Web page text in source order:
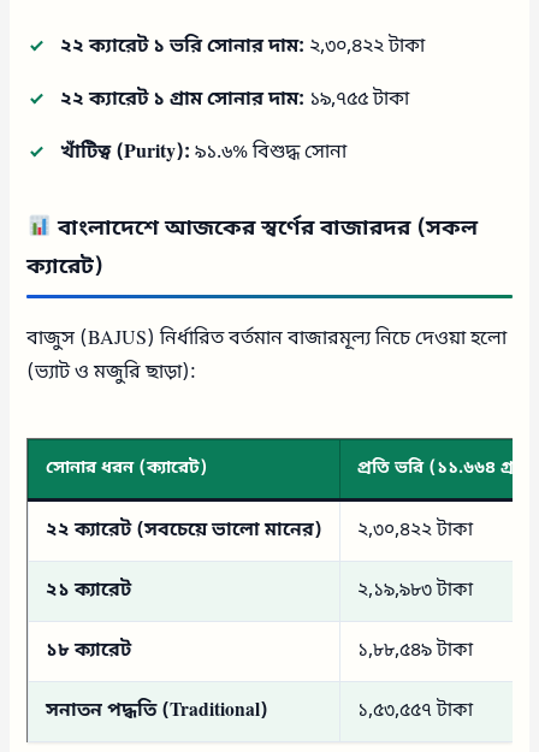
২২ ক্যারেট ১ ভরি সোনার দাম: ২,৩০,৪২২ টাকা
২২ ক্যারেট ১ গ্রাম সোনার দাম: ১৯,৭৫৫ টাকা
খাঁটিত্ব (Purity): ৯১.৬% বিশুদ্ধ সোনা
বাংলাদেশে আজকের স্বর্ণের বাজারদর (সকল
ক্যারেট)
বাজুস (BAJUS) নির্ধারিত বর্তমান বাজারমূল্য নিচে দেওয়া হলো
(ভ্যাট ও মজুরি ছাড়া):
সোনার ধরন (ক্যারেট) প্রতি ভরি (১১.৬৬৪ গ্রাম)
২২ ক্যারেট (সবচেয়ে ভালো মানের) ২,৩০,৪২২ টাকা
২১ ক্যারেট ২,১৯,৯৮৩ টাকা
১৮ ক্যারেট ১,৮৮,৫৪৯ টাকা
সনাতন পদ্ধতি (Traditional) ১,৫৩,৫৫৭ টাকা